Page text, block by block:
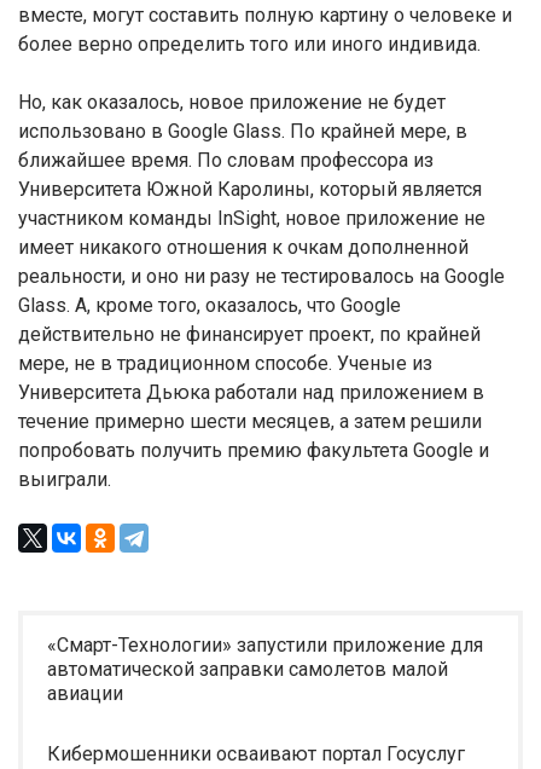
вместе, могут составить полную картину о человеке и
более верно определить того или иного индивида.
Но, как оказалось, новое приложение не будет
использовано в Google Glass. По крайней мере, в
ближайшее время. По словам профессора из
Университета Южной Каролины, который является
участником команды InSight, новое приложение не
имеет никакого отношения к очкам дополненной
реальности, и оно ни разу не тестировалось на Google
Glass. А, кроме того, оказалось, что Google
действительно не финансирует проект, по крайней
мере, не в традиционном способе. Ученые из
Университета Дьюка работали над приложением в
течение примерно шести месяцев, а затем решили
попробовать получить премию факультета Google и
выиграли.
«Смарт-Технологии» запустили приложение для
автоматической заправки самолетов малой
авиации
Кибермошенники осваивают портал Госуслуг